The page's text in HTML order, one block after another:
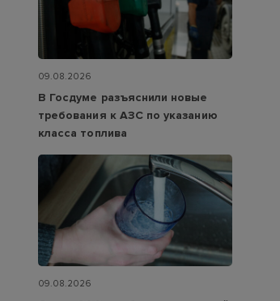
09.08.2026
В Госдуме разъяснили новые
требования к АЗС по указанию
класса топлива
09.08.2026